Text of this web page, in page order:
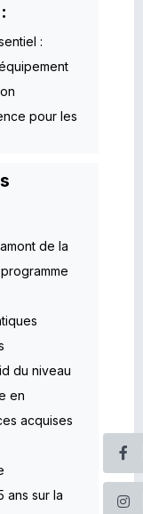
:
pour les
de la
du niveau
en
acquises
ans sur la